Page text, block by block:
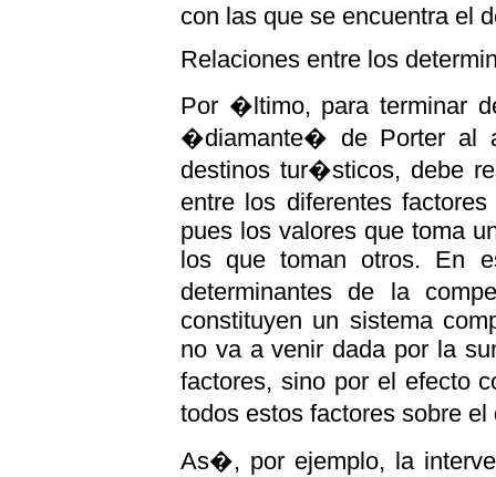
con las que se encuentra el
Relaciones entre los
Por �ltimo, para terminar
�diamante� de Porter al
destinos tur�sticos, debe
entre los diferentes
pues los valores que toma
los que toman otros. En
determinantes de la
constituyen un sistema
no va a venir dada por la
factores, sino por el efecto
todos estos factores sobre
As�, por ejemplo, la